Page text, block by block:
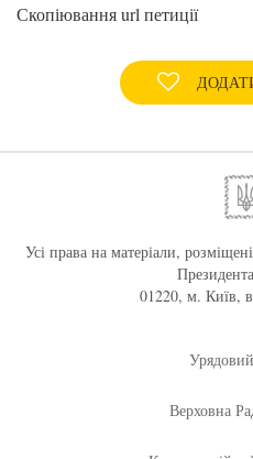
Скопіювання url петиції
Усі права на матеріали,
01220, м. Київ,
Верховна